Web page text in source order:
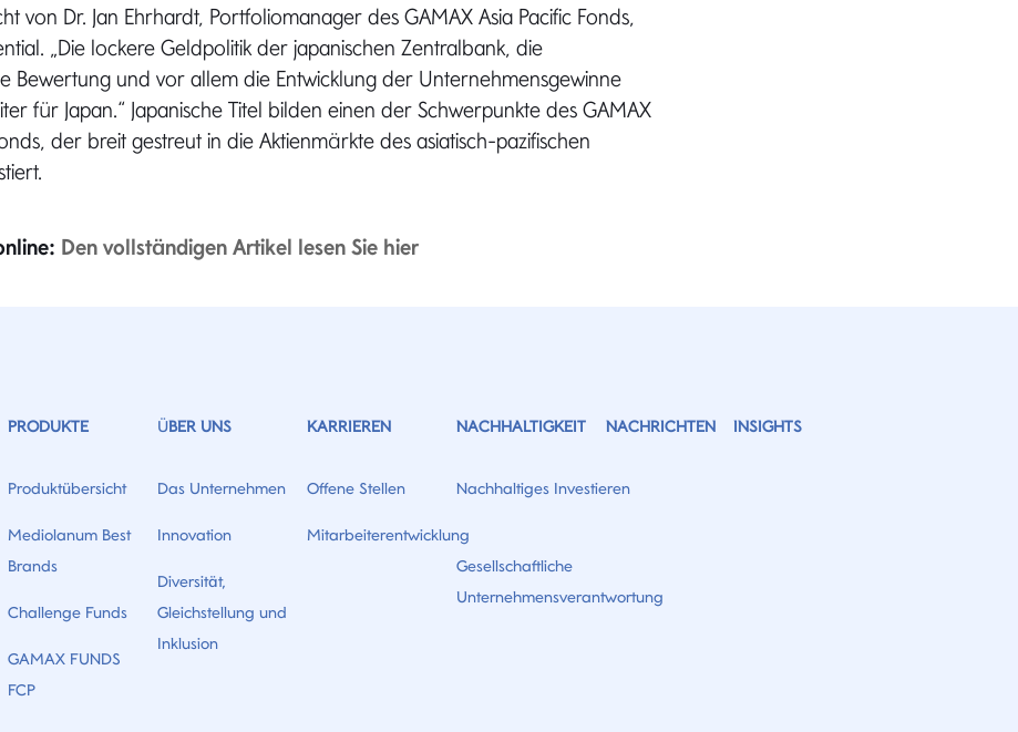
von Dr. Jan Ehrhardt, Portfoliomanager des GAMAX Asia Pacific Fonds,
„Die lockere Geldpolitik der japanischen Zentralbank, die
Bewertung und vor allem die Entwicklung der Unternehmensgewinne
für Japan.“ Japanische Titel bilden einen der Schwerpunkte des GAMAX
der breit gestreut in die Aktienmärkte des asiatisch-pazifischen
Den vollständigen Artikel lesen Sie hier
PRODUKTE
Produktübersicht
Mediolanum Best
Brands
Challenge Funds
GAMAX FUNDS
FCP
ÜBER UNS
Das Unternehmen
Innovation
Diversität,
Gleichstellung und
Inklusion
KARRIEREN
Offene Stellen
Mitarbeiterentwicklung
NACHHALTIGKEIT
Nachhaltiges Investieren
Gesellschaftliche
Unternehmensverantwortung
NACHRICHTEN INSIGHTS